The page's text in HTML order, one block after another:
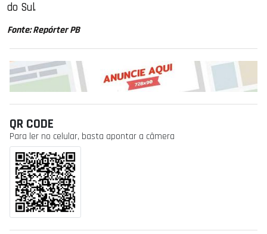
do Sul.
Fonte: Repórter PB
QR CODE
Para ler no celular, basta apontar a câmera